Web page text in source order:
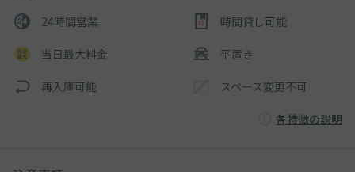
24時間営業 時間貸し可能
当日最大料金 平置き
再入庫可能 スペース変更不可
各特徴の説明